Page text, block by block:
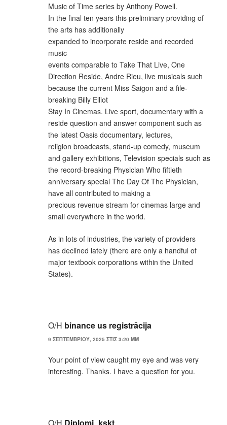
Music of Time series by Anthony Powell.
In the final ten years this preliminary providing of
the arts has additionally
expanded to incorporate reside and recorded
music
events comparable to Take That Live, One
Direction Reside, Andre Rieu, live musicals such
because the current Miss Saigon and a file-
breaking Billy Elliot
Stay In Cinemas. Live sport, documentary with a
reside question and answer component such as
the latest Oasis documentary, lectures,
religion broadcasts, stand-up comedy, museum
and gallery exhibitions, Television specials such as
the record-breaking Physician Who fiftieth
anniversary special The Day Of The Physician,
have all contributed to making a
precious revenue stream for cinemas large and
small everywhere in the world.
As in lots of industries, the variety of providers
has declined lately (there are only a handful of
major textbook corporations within the United
States).
Ο/Η binance us registrācija
9 ΣΕΠΤΕΜΒΡΊΟΥ, 2025 ΣΤΙΣ 3:20 ΜΜ
Your point of view caught my eye and was very
interesting. Thanks. I have a question for you.